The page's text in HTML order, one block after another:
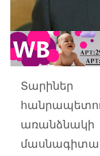
Տարիներ
առանձնակի